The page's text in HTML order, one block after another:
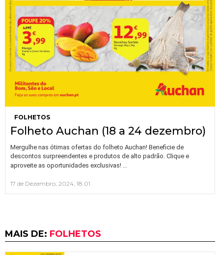
FOLHETOS
Folheto Auchan (18 a 24 dezembro)
Mergulhe nas ótimas ofertas do folheto Auchan! Beneficie de
descontos surpreendentes e produtos de alto padrão. Clique e
aproveite as oportunidades exclusivas!
17 de Dezembro, 2024, 18:01
MAIS DE: FOLHETOS